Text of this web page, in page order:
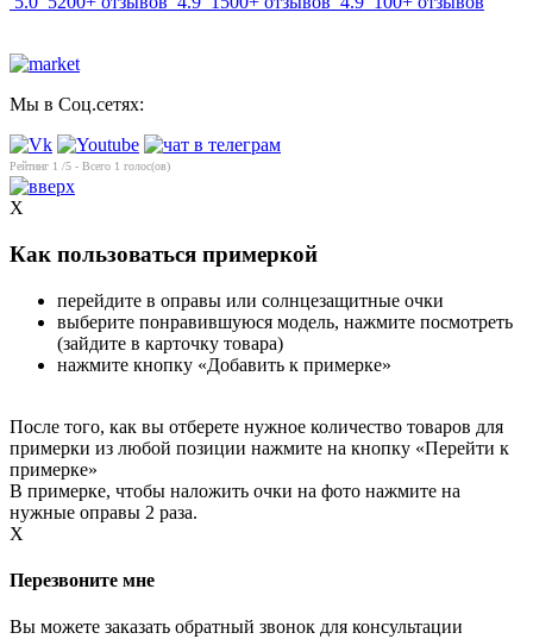
Мы в Соц.сетях:
Рейтинг 1 /5 - Всего 1 голос(ов)
X
Как пользоваться примеркой
перейдите в оправы или солнцезащитные очки
выберите понравившуюся модель, нажмите посмотреть
(зайдите в карточку товара)
нажмите кнопку «Добавить к примерке»
После того, как вы отберете нужное количество товаров для
примерки из любой позиции нажмите на кнопку «Перейти к
примерке»
В примерке, чтобы наложить очки на фото нажмите на
нужные оправы 2 раза.
X
Перезвоните мне
Вы можете заказать обратный звонок для консультации